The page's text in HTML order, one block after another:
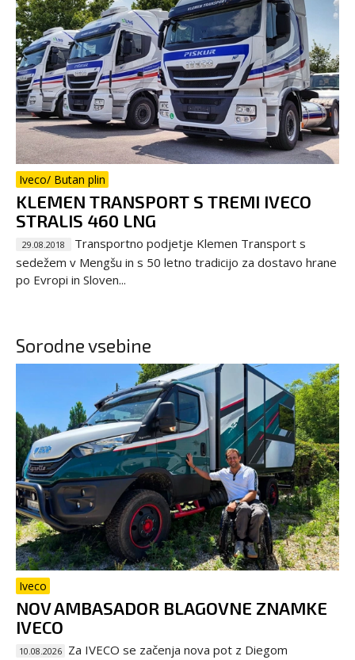
Iveco/ Butan plin
KLEMEN TRANSPORT S TREMI IVECO
STRALIS 460 LNG
29.08.2018
Transportno podjetje Klemen Transport s
sedežem v Mengšu in s 50 letno tradicijo za dostavo hrane
po Evropi in Sloven...
Sorodne vsebine
Iveco
NOV AMBASADOR BLAGOVNE ZNAMKE
IVECO
10.08.2026 Za IVECO se začenja nova pot z Diegom